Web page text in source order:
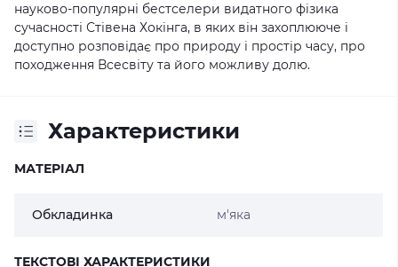
науково-популярні бестселери видатного фізика
сучасності Стівена Хокінга, в яких він захоплююче і
доступно розповідає про природу і простір часу, про
походження Всесвіту та його можливу долю.
Характеристики
МАТЕРІАЛ
Обкладинка м'яка
ТЕКСТОВІ ХАРАКТЕРИСТИКИ